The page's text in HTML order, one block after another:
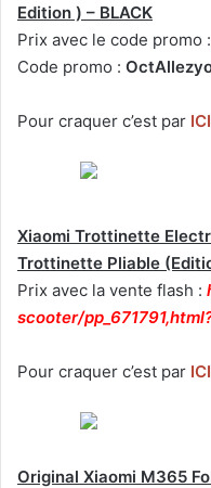
Edition ) – BLACK
Prix avec le code promo :
Code promo :
Pour craquer c’est par ICI
Xiaomi Trottinette
Trottinette Pliable
Prix avec la vente flash :
scooter/
Pour craquer c’est par ICI
Original Xiaomi M365